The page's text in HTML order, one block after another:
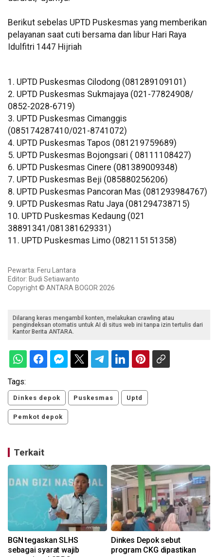
Berikut sebelas UPTD Puskesmas yang memberikan
pelayanan saat cuti bersama dan libur Hari Raya
Idulfitri 1447 Hijriah
1. UPTD Puskesmas Cilodong (081289109101)
2. UPTD Puskesmas Sukmajaya (021-77824908/
0852-2028-6719)
3. UPTD Puskesmas Cimanggis
(085174287410/021-8741072)
4. UPTD Puskesmas Tapos (081219759689)
5. UPTD Puskesmas Bojongsari ( 08111108427)
6. UPTD Puskesmas Cinere (081389009348)
7. UPTD Puskesmas Beji (085880256206)
8. UPTD Puskesmas Pancoran Mas (081293984767)
9. UPTD Puskesmas Ratu Jaya (081294738715)
10. UPTD Puskesmas Kedaung (021
38891341/081381629331)
11. UPTD Puskesmas Limo (082115151358)
Pewarta: Feru Lantara
Editor: Budi Setiawanto
Copyright © ANTARA BOGOR 2026
Dilarang keras mengambil konten, melakukan crawling atau
pengindeksan otomatis untuk AI di situs web ini tanpa izin tertulis dari
Kantor Berita ANTARA.
Tags:
Dinkes depok Puskesmas Uptd
Pemkot depok
Terkait
BGN tegaskan SLHS
sebagai syarat wajib
Dinkes Depok sebut
program CKG dipastikan